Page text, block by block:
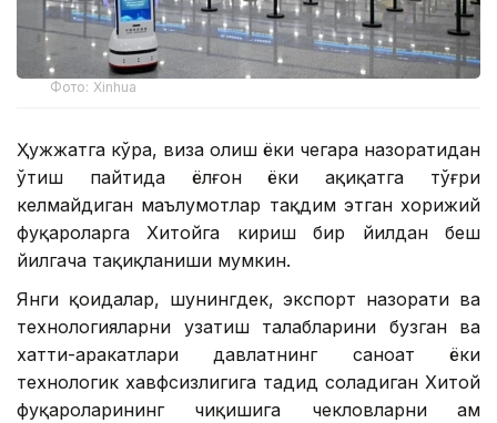
Фото: Xinhua
Ҳужжатга кўра, виза олиш ёки чегара назоратидан
ўтиш пайтида ёлғон ёки ҳақиқатга тўғри
келмайдиган маълумотлар тақдим этган хорижий
фуқароларга Хитойга кириш бир йилдан беш
йилгача тақиқланиши мумкин.
Янги қоидалар, шунингдек, экспорт назорати ва
технологияларни узатиш талабларини бузган ва
хатти-ҳаракатлари давлатнинг саноат ёки
технологик хавфсизлигига таҳдид соладиган Хитой
фуқароларининг чиқишига чекловларни ҳам